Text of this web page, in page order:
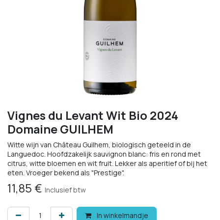
Vignes du Levant Wit Bio 2024
Domaine GUILHEM
Witte wijn van Château Guilhem, biologisch geteeld in de
Languedoc. Hoofdzakelijk sauvignon blanc: fris en rond met
citrus, witte bloemen en wit fruit. Lekker als aperitief of bij het
eten. Vroeger bekend als "Prestige".
11,85 € Inclusief btw
In winkelmandje